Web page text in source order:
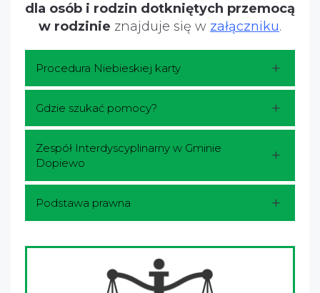
dla osób i rodzin dotkniętych przemocą
w rodzinie znajduje się w załączniku.
Procedura Niebieskiej karty
Gdzie szukać pomocy?
Zespół Interdyscyplinarny w Gminie
Dopiewo
Podstawa prawna